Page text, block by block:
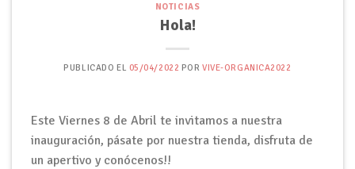
NOTICIAS
Hola!
PUBLICADO EL 05/04/2022 PORVIVE-ORGANICA2022
Este Viernes 8 de Abril te invitamos a nuestra
inauguración, pásate por nuestra tienda, disfruta de
un apertivo y conócenos!!